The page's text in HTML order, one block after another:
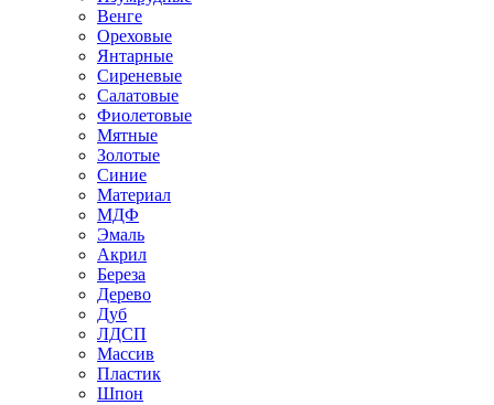
Венге
Ореховые
Янтарные
Сиреневые
Салатовые
Фиолетовые
Мятные
Золотые
Синие
Материал
МДФ
Эмаль
Акрил
Береза
Дерево
Дуб
ЛДСП
Массив
Пластик
Шпон